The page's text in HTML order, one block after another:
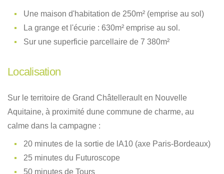
Une maison d'habitation de 250m² (emprise au sol)
La grange et l'écurie : 630m² emprise au sol.
Sur une superficie parcellaire de 7 380m²
Localisation
Sur le territoire de Grand Châtellerault en Nouvelle
Aquitaine, à proximité dune commune de charme, au
calme dans la campagne :
20 minutes de la sortie de lA10 (axe Paris-Bordeaux)
25 minutes du Futuroscope
50 minutes de Tours